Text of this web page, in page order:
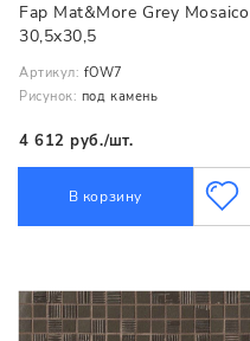
Fap Mat&More Grey Mosaico
30,5x30,5
Артикул: fOW7
Рисунок: под камень
4 612 руб./шт.
В корзину